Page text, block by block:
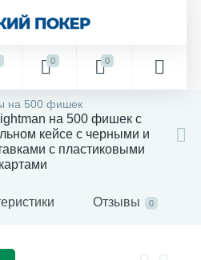
0 0
на 500 фишек
на 500 фишек с
кейсе с черными и
с пластиковыми
картами
Отзывы 0